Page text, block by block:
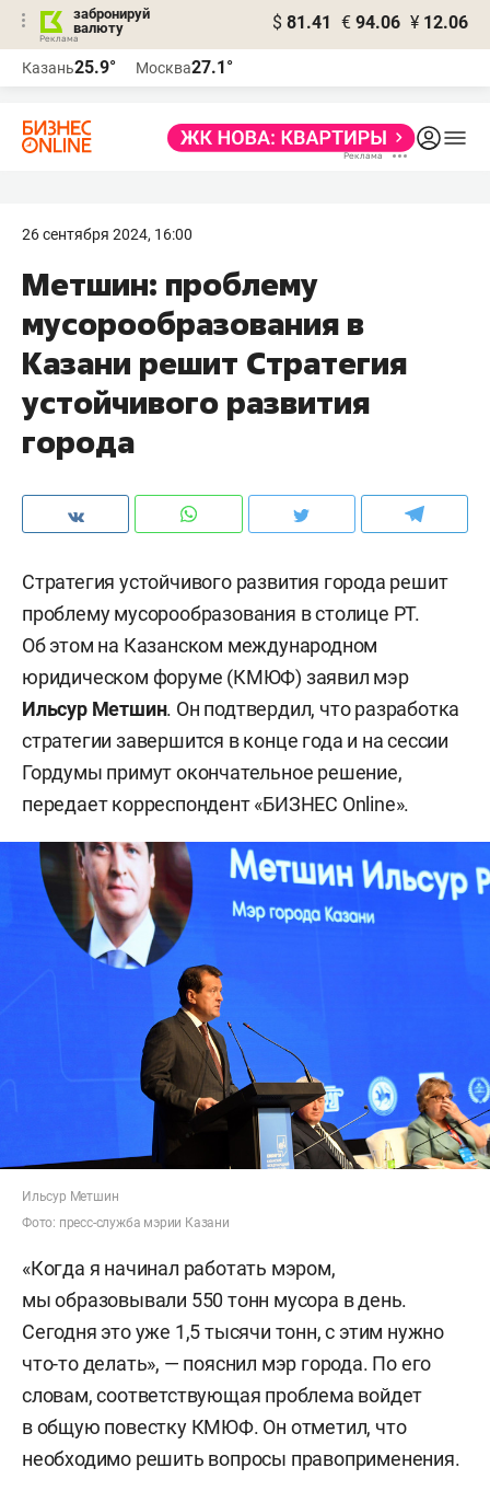
забронируй
валюту
$ 81.41 € 94.06 ¥ 12.06
Казань25.9° Москва27.1°
26 сентября 2024, 16:00
Метшин: проблему
мусорообразования в
Казани решит Стратегия
устойчивого развития
города
Стратегия устойчивого развития города решит
проблему мусорообразования в столице РТ.
Об этом на Казанском международном
юридическом форуме (КМЮФ) заявил мэр
Ильсур Метшин. Он подтвердил, что разработка
стратегии завершится в конце года и на сессии
Гордумы примут окончательное решение,
передает корреспондент «БИЗНЕС Online».
Ильсур Метшин
Фото: пресс-служба мэрии Казани
«Когда я начинал работать мэром,
мы образовывали 550 тонн мусора в день.
Сегодня это уже 1,5 тысячи тонн, с этим нужно
что-то делать», — пояснил мэр города. По его
словам, соответствующая проблема войдет
в общую повестку КМЮФ. Он отметил, что
необходимо решить вопросы правоприменения.